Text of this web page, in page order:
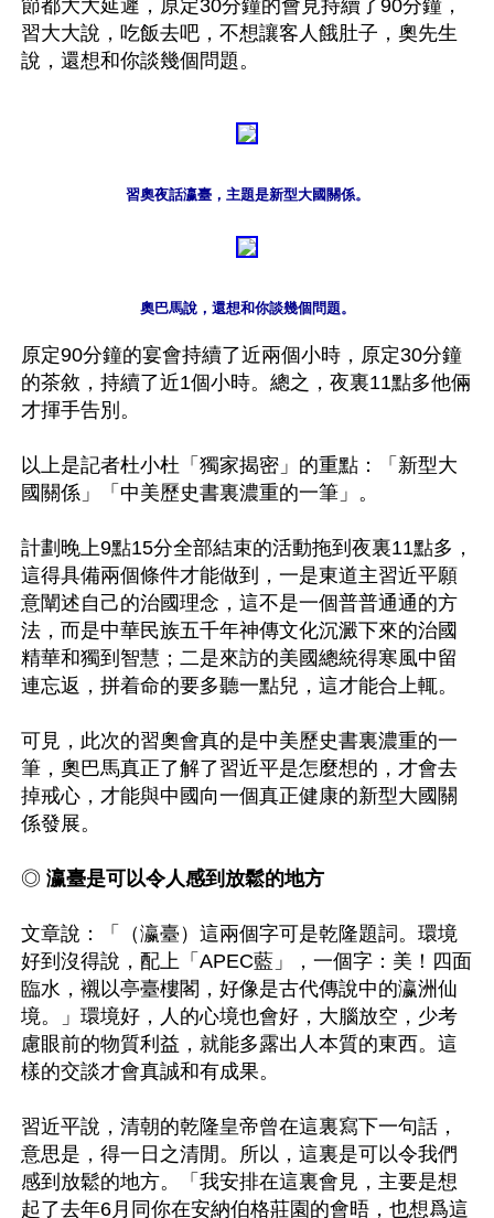
節都大大延遲，原定30分鐘的會見持續了90分鐘，
習大大說，吃飯去吧，不想讓客人餓肚子，奧先生
習奧夜話瀛臺，主題是新型大國關係。
奧巴馬說，還想和你談幾個問題。
原定90分鐘的宴會持續了近兩個小時，原定30分鐘
的茶敘，持續了近1個小時。總之，夜裏11點多他倆
才揮手告別。
以上是記者杜小杜「獨家揭密」的重點：「新型大
國關係」「中美歷史書裏濃重的一筆」。
計劃晚上9點15分全部結束的活動拖到夜裏11點多，
這得具備兩個條件才能做到，一是東道主習近平願
意闡述自己的治國理念，這不是一個普普通通的方
法，而是中華民族五千年神傳文化沉澱下來的治國
精華和獨到智慧；二是來訪的美國總統得寒風中留
連忘返，拼着命的要多聽一點兒，這才能合上輒。
可見，此次的習奧會真的是中美歷史書裏濃重的一
筆，奧巴馬真正了解了習近平是怎麼想的，才會去
掉戒心，才能與中國向一個真正健康的新型大國關
係發展。
◎ 瀛臺是可以令人感到放鬆的地方
文章說：「（瀛臺）這兩個字可是乾隆題詞。環境
好到沒得說，配上「APEC藍」，一個字：美！四面
臨水，襯以亭臺樓閣，好像是古代傳說中的瀛洲仙
境。」環境好，人的心境也會好，大腦放空，少考
慮眼前的物質利益，就能多露出人本質的東西。這
樣的交談才會真誠和有成果。
習近平說，清朝的乾隆皇帝曾在這裏寫下一句話，
意思是，得一日之清閒。所以，這裏是可以令我們
感到放鬆的地方。「我安排在這裏會見，主要是想
起了去年6月同你在安納伯格莊園的會晤，也想爲這